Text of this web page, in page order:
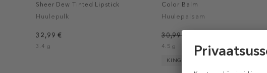
Sheer Dew Tinted Lipstick
Huulepulk
32,99 €
3.4 g
Color Balm
Huulepalsam
30,99 €
4.5 g
KINGITUS